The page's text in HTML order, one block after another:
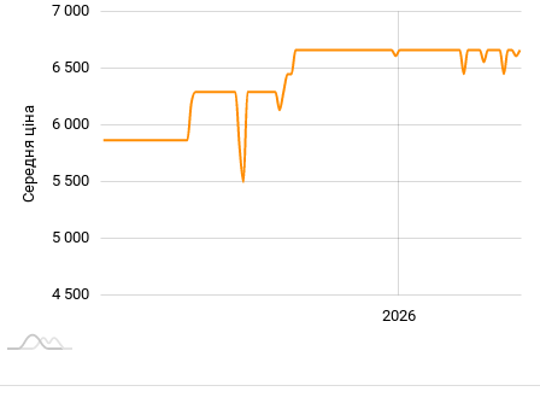
Середня ціна
4 500
5 000
5 500
6 000
6 500
7 000
2026